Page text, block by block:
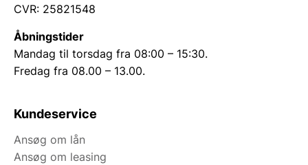
CVR: 25821548
Åbningstider
Mandag til torsdag fra 08:00 – 15:30.
Fredag fra 08.00 – 13.00.
Kundeservice
Ansøg om lån
Ansøg om leasing